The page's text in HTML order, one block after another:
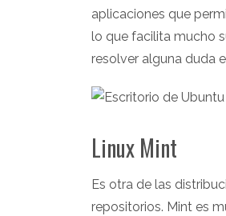
aplicaciones que
lo que facilita mucho
resolver alguna duda
Linux Mint
Es otra de las
repositorios. Mint es